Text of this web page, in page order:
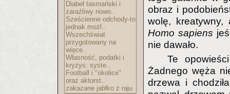
Diabeł tasmański i
zaraźliwy nowo..
Sześcienne odchody-to
jednak możl..
Wszechświat
przygotowany na
więce..
Własność, podatki i
kryzys: syste..
Football i "okolice"
oraz aktorst..
zakazane jabłko z raju
obraz i
wolę,
Homo sapiens
nie dawało.
Te
Żadnego węża
drzewa i